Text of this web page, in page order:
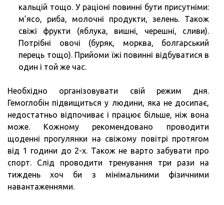
кальцій тощо. У раціоні повинні бути присутніми:
м’ясо, риба, молочні продукти, зелень. Також
свіжі фрукти (яблука, вишні, черешні, сливи).
Потрібні овочі (буряк, морква, болгарський
перець тощо). Прийоми їжі повинні відбуватися в
один і той же час.
Необхідно організовувати свій режим дня.
Гемоглобін підвищиться у людини, яка не досипає,
недостатньо відпочиває і працює більше, ніж вона
може. Кожному рекомендовано проводити
щоденні прогулянки на свіжому повітрі протягом
від 1 години до 2-х. Також не варто забувати про
спорт. Слід проводити тренування три рази на
тиждень хоч би з мінімальними фізичними
навантаженнями.